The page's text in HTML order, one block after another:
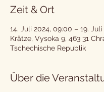
Zeit & Ort
14. Juli 2024, 09:00 – 19. Juli
Krätze, Vysoka 9, 463 31
Tschechische Republik
Über die